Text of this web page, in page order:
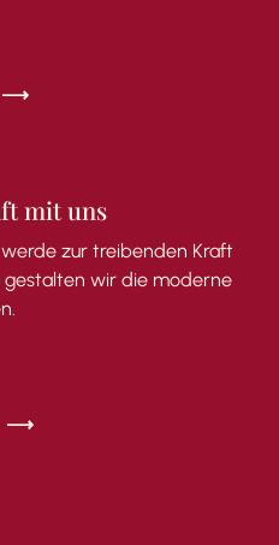
mit uns
zur treibenden Kraft
gestalten wir die moderne